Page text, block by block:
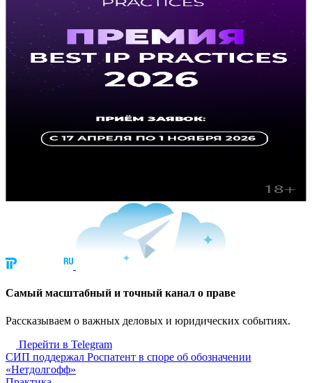
Cамый масштабный и точный канал о праве
Рассказываем о важных деловых и юридических событиях.
Перейти в Telegram
СИП поддержал Роспатент в споре об обозначении
«Нетдолгофф»